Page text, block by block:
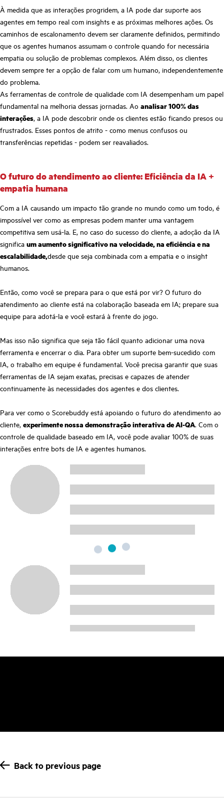
À medida que as interações progridem, a IA pode dar suporte aos
agentes em tempo real com insights e as próximas melhores ações. Os
caminhos de escalonamento devem ser claramente definidos, permitindo
que os agentes humanos assumam o controle quando for necessária
empatia ou solução de problemas complexos. Além disso, os clientes
devem sempre ter a opção de falar com um humano, independentemente
do problema.
As ferramentas de controle de qualidade com IA desempenham um papel
fundamental na melhoria dessas jornadas. Ao analisar 100% das
interações, a IA pode descobrir onde os clientes estão ficando presos ou
frustrados. Esses pontos de atrito - como menus confusos ou
transferências repetidas - podem ser reavaliados.
O futuro do atendimento ao cliente: Eficiência da IA +
empatia humana
Com a IA causando um impacto tão grande no mundo como um todo, é
impossível ver como as empresas podem manter uma vantagem
competitiva sem usá-la. E, no caso do sucesso do cliente, a adoção da IA
significa um aumento significativo na velocidade, na eficiência e na
escalabilidade,desde que seja combinada com a empatia e o insight
humanos.
Então, como você se prepara para o que está por vir? O futuro do
atendimento ao cliente está na colaboração baseada em IA; prepare sua
equipe para adotá-la e você estará à frente do jogo.
Mas isso não significa que seja tão fácil quanto adicionar uma nova
ferramenta e encerrar o dia. Para obter um suporte bem-sucedido com
IA, o trabalho em equipe é fundamental. Você precisa garantir que suas
ferramentas de IA sejam exatas, precisas e capazes de atender
continuamente às necessidades dos agentes e dos clientes.
Para ver como o Scorebuddy está apoiando o futuro do atendimento ao
cliente, experimente nossa demonstração interativa de AI-QA. Com o
controle de qualidade baseado em IA, você pode avaliar 100% de suas
interações entre bots de IA e agentes humanos.
Back to previous page